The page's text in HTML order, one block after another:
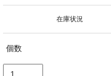
在庫状況
個数